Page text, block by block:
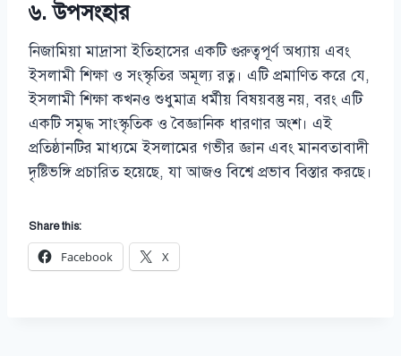
৬. উপসংহার
নিজামিয়া মাদ্রাসা ইতিহাসের একটি গুরুত্বপূর্ণ অধ্যায় এবং
ইসলামী শিক্ষা ও সংস্কৃতির অমূল্য রত্ন। এটি প্রমাণিত করে যে,
ইসলামী শিক্ষা কখনও শুধুমাত্র ধর্মীয় বিষয়বস্তু নয়, বরং এটি
একটি সমৃদ্ধ সাংস্কৃতিক ও বৈজ্ঞানিক ধারণার অংশ। এই
প্রতিষ্ঠানটির মাধ্যমে ইসলামের গভীর জ্ঞান এবং মানবতাবাদী
দৃষ্টিভঙ্গি প্রচারিত হয়েছে, যা আজও বিশ্বে প্রভাব বিস্তার করছে।
Share this:
Facebook X